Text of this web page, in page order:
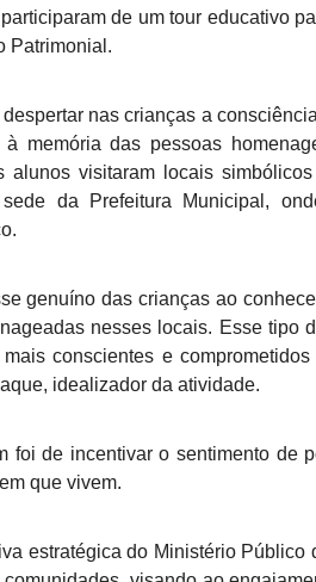
de um tour educativo
Patrimonial.
nas crianças a
memória das pessoas
alunos visitaram locais
da Prefeitura Municipal,
genuíno das crianças ao
nesses locais. Esse tipo
conscientes e
idealizador da atividade.
foi de incentivar o sentimento de
que vivem.
estratégica do Ministério Público